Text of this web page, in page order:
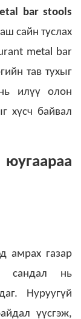
bar stools
сайн туслах
metal bar
тав тухыг
илүү олон
хүсч байвал
амрах газар
сандал нь
Нуруугүй
үүсгэж,